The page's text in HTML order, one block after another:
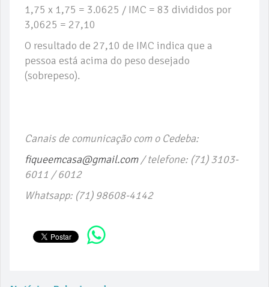
1,75 x 1,75 = 3.0625 / IMC = 83 divididos por
3,0625 = 27,10
O resultado de 27,10 de IMC indica que a
pessoa está acima do peso desejado
(sobrepeso).
Canais de comunicação com o Cedeba:
fiqueemcasa@gmail.com/ telefone: (71) 3103-
6011 / 6012
Whatsapp: (71) 98608-4142